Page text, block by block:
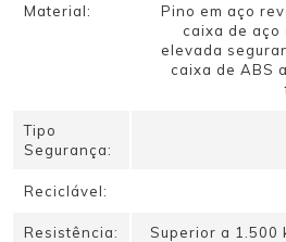
Material:
Pino em aço
caixa de aço
elevada
caixa de ABS
Tipo
Segurança:
Reciclável:
Resistência:
Superior a 1.500